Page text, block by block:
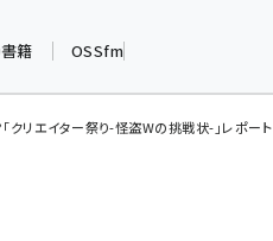
仲間と築いた勝利の絆～
iot女子会 (2281)
籍 OSSfm
クリエイター祭り-怪盗Wの挑戦状-」レポート